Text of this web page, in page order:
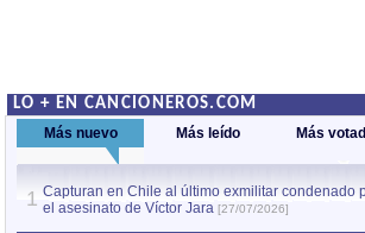
LO + EN CANCIONEROS.COM
Más nuevo Más leído Más
1 Capturan en Chile al último exmilitar condenado
el asesinato de Víctor Jara [27/07/2026]